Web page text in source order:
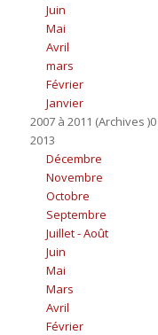
Juin
Mai
Avril
mars
Février
Janvier
2007 à 2011 (Archives
2013
Décembre
Novembre
Octobre
Septembre
Juillet - Août
Juin
Mai
Mars
Avril
Février